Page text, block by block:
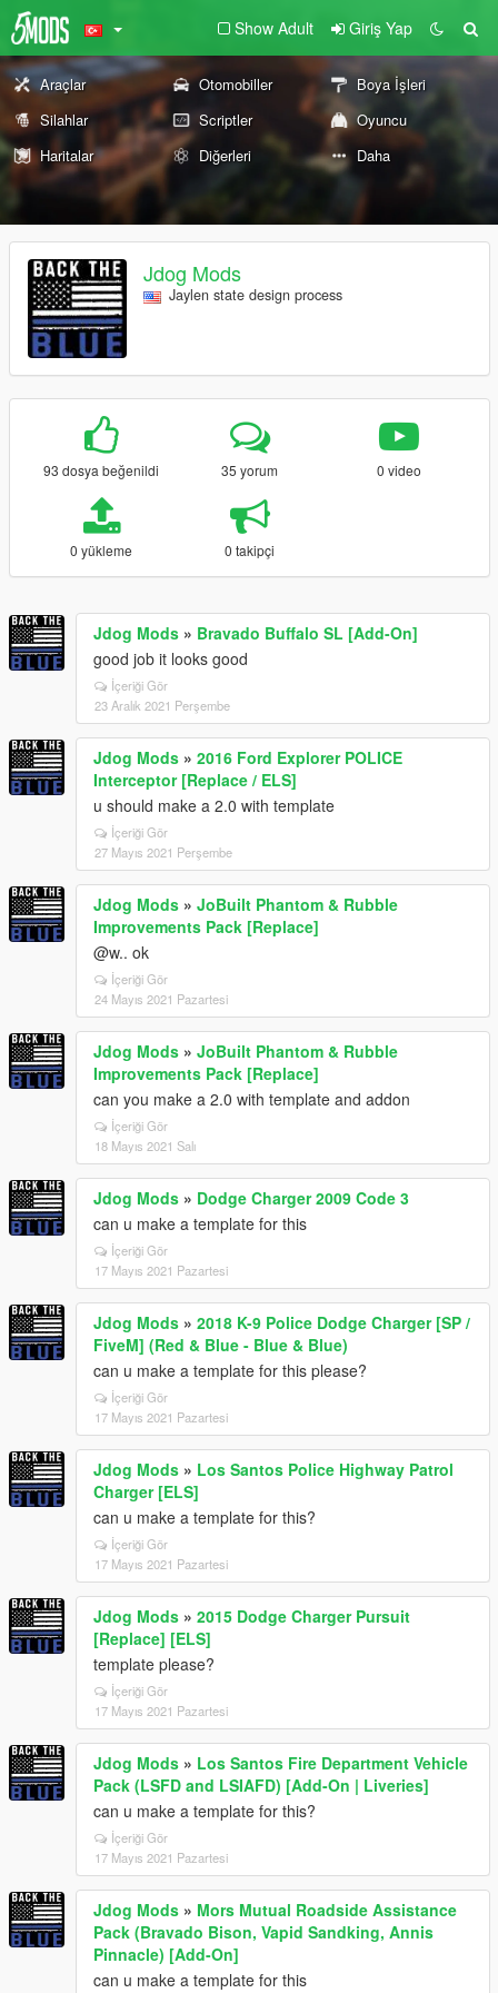
Show Adult Giriş Yap
Araçlar Otomobiller
Boya İşleri
Silahlar
Scriptler
Oyuncu
Haritalar
Diğerleri Daha
Jdog Mods
Jaylen state design process
93 dosya beğenildi 35 yorum 0 video
0 yükleme 0 takipçi
Jdog Mods » Bravado Buffalo SL [Add-On]
good job it looks good
İçeriği Gör
23 Aralık 2021 Perşembe
Jdog Mods » 2016 Ford Explorer POLICE
Interceptor [Replace / ELS]
u should make a 2.0 with template
İçeriği Gör
27 Mayıs 2021 Perşembe
Jdog Mods » JoBuilt Phantom & Rubble
Improvements Pack [Replace]
@w.. ok
İçeriği Gör
24 Mayıs 2021 Pazartesi
Jdog Mods » JoBuilt Phantom & Rubble
Improvements Pack [Replace]
can you make a 2.0 with template and addon
İçeriği Gör
18 Mayıs 2021 Salı
Jdog Mods » Dodge Charger 2009 Code 3
can u make a template for this
İçeriği Gör
17 Mayıs 2021 Pazartesi
Jdog Mods » 2018 K-9 Police Dodge Charger [SP /
FiveM] (Red & Blue - Blue & Blue)
can u make a template for this please?
İçeriği Gör
17 Mayıs 2021 Pazartesi
Jdog Mods » Los Santos Police Highway Patrol
Charger [ELS]
can u make a template for this?
İçeriği Gör
17 Mayıs 2021 Pazartesi
Jdog Mods » 2015 Dodge Charger Pursuit
[Replace] [ELS]
template please?
İçeriği Gör
17 Mayıs 2021 Pazartesi
Jdog Mods » Los Santos Fire Department Vehicle
Pack (LSFD and LSIAFD) [Add-On | Liveries]
can u make a template for this?
İçeriği Gör
17 Mayıs 2021 Pazartesi
Jdog Mods » Mors Mutual Roadside Assistance
Pack (Bravado Bison, Vapid Sandking, Annis
Pinnacle) [Add-On]
can u make a template for this